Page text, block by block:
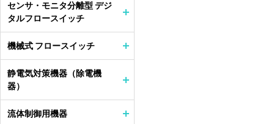
センサ・モニタ分離型 デジ
タルフロースイッチ
機械式 フロースイッチ
静電気対策機器（除電機
器）
流体制御用機器